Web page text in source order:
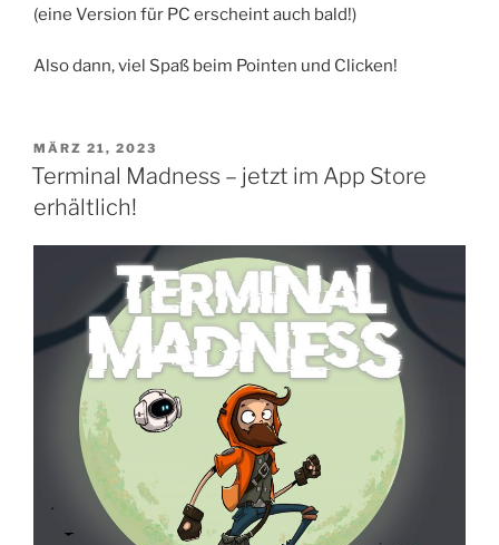
(eine Version für PC erscheint auch bald!)
Also dann, viel Spaß beim Pointen und Clicken!
VERÖFFENTLICHT
AM
MÄRZ 21, 2023
Terminal Madness – jetzt im App Store
erhältlich!